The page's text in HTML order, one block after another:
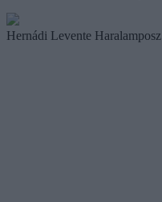
Hernádi Levente Haralamposz